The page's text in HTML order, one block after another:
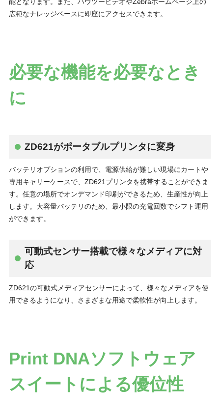
能となります。また、ハウツービデオやZebraホームページ上の
広範なナレッジベースに即座にアクセスできます。
必要な機能を必要なとき
に
ZD621がポータブルプリンタに変身
バッテリオプションの利用で、電源供給が難しい現場にカートや
専用キャリーケースで、ZD621プリンタを携帯することができま
す。任意の場所でオンデマンド印刷ができるため、生産性が向上
します。大容量バッテリのため、最小限の充電回数でシフト運用
ができます。
可動式センサー搭載で様々なメディアに対
応
ZD621の可動式メディアセンサーによって、様々なメディアを使
用できるようになり、さまざまな用途で柔軟性が向上します。
Print DNAソフトウェア
スイートによる優位性